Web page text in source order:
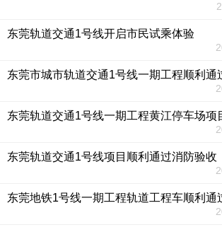
东莞轨道交通1号线开启市民试乘体验
东莞市城市轨道交通1号线一期工程顺利通
东莞轨道交通1号线一期工程黄江停车场项
东莞轨道交通1号线项目顺利通过消防验收
东莞地铁1号线一期工程轨道工程车顺利通